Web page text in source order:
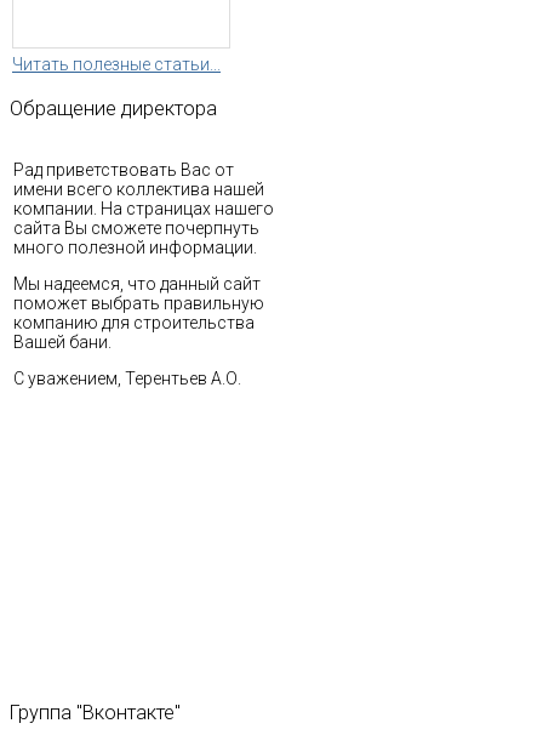
Читать полезные статьи...
Обращение директора
Рад приветствовать Вас от
имени всего коллектива нашей
компании. На страницах нашего
сайта Вы сможете почерпнуть
много полезной информации.
Мы надеемся, что данный сайт
поможет выбрать правильную
компанию для строительства
Вашей бани.
С уважением, Терентьев А.О.
Группа "Вконтакте"